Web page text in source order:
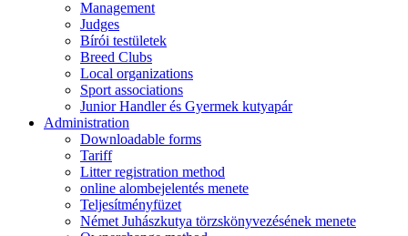
Management
Judges
Bírói testületek
Breed Clubs
Local organizations
Sport associations
Junior Handler és Gyermek kutyapár
Administration
Downloadable forms
Tariff
Litter registration method
online alombejelentés menete
Teljesítményfüzet
Német Juhászkutya törzskönyvezésének menete